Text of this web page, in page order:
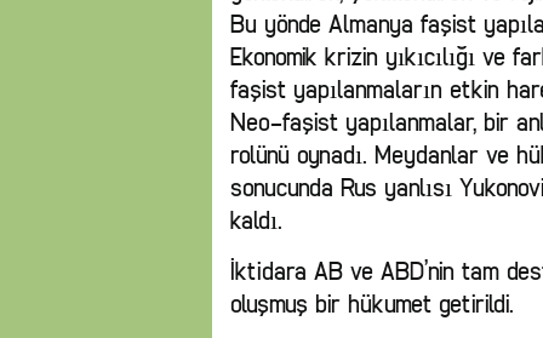
Bu yönde Almanya faşist
Ekonomik krizin yıkıcılığı ve
faşist yapılanmaların etkin
Neo-faşist yapılanmalar, bir
rolünü oynadı. Meydanlar ve
sonucunda Rus yanlısı
kaldı.
İktidara AB ve ABD’nin tam
oluşmuş bir hükumet getirildi.